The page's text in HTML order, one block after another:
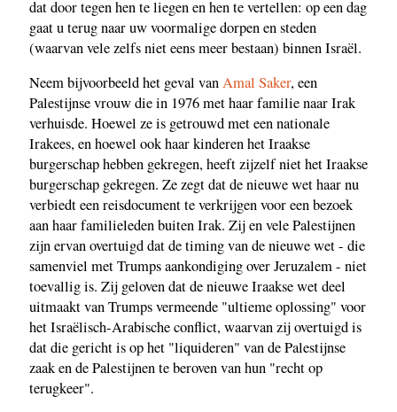
dat door tegen hen te liegen en hen te vertellen: op een dag
gaat u terug naar uw voormalige dorpen en steden
(waarvan vele zelfs niet eens meer bestaan) binnen Israël.
Neem bijvoorbeeld het geval vanAmal Saker, een
Palestijnse vrouw die in 1976 met haar familie naar Irak
verhuisde. Hoewel ze is getrouwd met een nationale
Irakees, en hoewel ook haar kinderen het Iraakse
burgerschap hebben gekregen, heeft zijzelf niet het Iraakse
burgerschap gekregen. Ze zegt dat de nieuwe wet haar nu
verbiedt een reisdocument te verkrijgen voor een bezoek
aan haar familieleden buiten Irak. Zij en vele Palestijnen
zijn ervan overtuigd dat de timing van de nieuwe wet - die
samenviel met Trumps aankondiging over Jeruzalem - niet
toevallig is. Zij geloven dat de nieuwe Iraakse wet deel
uitmaakt van Trumps vermeende "ultieme oplossing" voor
het Israëlisch-Arabische conflict, waarvan zij overtuigd is
dat die gericht is op het "liquideren" van de Palestijnse
zaak en de Palestijnen te beroven van hun "recht op
terugkeer".